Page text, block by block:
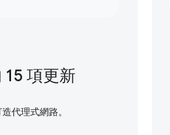
項更新
代理式網路。